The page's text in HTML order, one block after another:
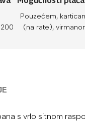
Pouzećem,
(na rate),
s vrlo sitnom